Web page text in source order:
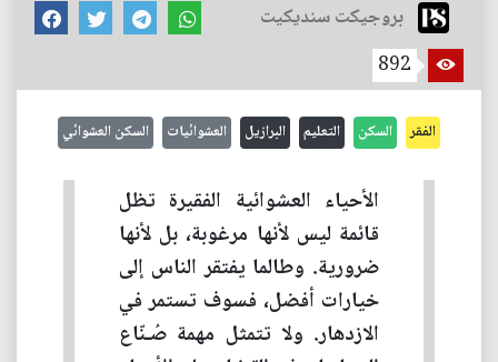
بروجيكت سنديكيت
892
الفقر السكن التعليم البرازيل العشوائيات السكن العشوائي
الأحياء العشوائية الفقيرة تظل
قائمة ليس لأنها مرغوبة، بل لأنها
ضرورية. وطالما يفتقر الناس إلى
خيارات أفضل، فسوف تستمر في
الازدهار. ولا تتمثل مهمة صُـنّاع